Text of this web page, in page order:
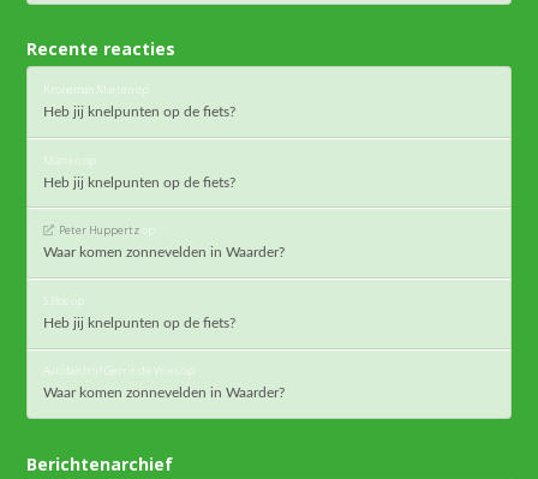
Recente reacties
Kroneman Marten op
Heb jij knelpunten op de fiets?
Marten op
Heb jij knelpunten op de fiets?
Peter Huppertzop
Waar komen zonnevelden in Waarder?
S.Bos op
Heb jij knelpunten op de fiets?
Autobedrijf Gerrit de Vries op
Waar komen zonnevelden in Waarder?
Berichtenarchief